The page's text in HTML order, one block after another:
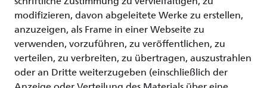
modifizieren, davon abgeleitete Werke zu erstellen,
anzuzeigen, als Frame in einer Webseite zu
verwenden, vorzuführen, zu veröffentlichen, zu
verteilen, zu verbreiten, zu übertragen, auszustrahlen
oder an Dritte weiterzugeben (einschließlich der